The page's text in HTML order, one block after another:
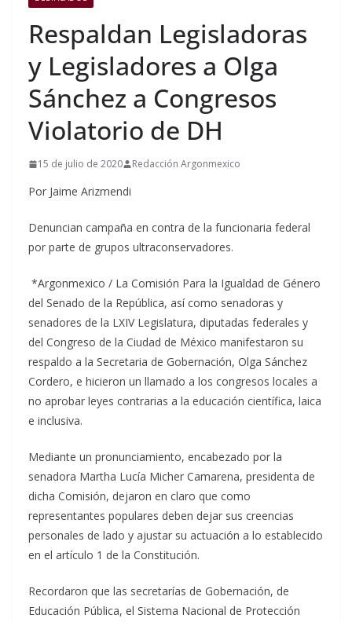
Respaldan Legisladoras
y Legisladores a Olga
Sánchez a Congresos
Violatorio de DH
15 de julio de 2020 Redacción Argonmexico
Por Jaime Arizmendi
Denuncian campaña en contra de la funcionaria federal
por parte de grupos ultraconservadores.
*Argonmexico / La Comisión Para la Igualdad de Género
del Senado de la República, así como senadoras y
senadores de la LXIV Legislatura, diputadas federales y
del Congreso de la Ciudad de México manifestaron su
respaldo a la Secretaria de Gobernación, Olga Sánchez
Cordero, e hicieron un llamado a los congresos locales a
no aprobar leyes contrarias a la educación científica, laica
e inclusiva.
Mediante un pronunciamiento, encabezado por la
senadora Martha Lucía Micher Camarena, presidenta de
dicha Comisión, dejaron en claro que como
representantes populares deben dejar sus creencias
personales de lado y ajustar su actuación a lo establecido
en el artículo 1 de la Constitución.
Recordaron que las secretarías de Gobernación, de
Educación Pública, el Sistema Nacional de Protección